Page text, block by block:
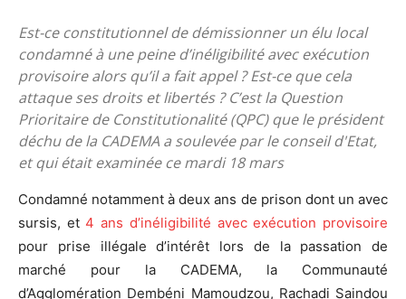
Est-ce constitutionnel de démissionner un élu local
condamné à une peine d’inéligibilité avec exécution
provisoire alors qu’il a fait appel ? Est-ce que cela
attaque ses droits et libertés ? C’est la Question
Prioritaire de Constitutionalité (QPC) que le président
déchu de la CADEMA a soulevée par le conseil d'Etat,
et qui était examinée ce mardi 18 mars
Condamné notamment à deux ans de prison dont un avec
sursis, et 4 ans d’inéligibilité avec exécution provisoire
pour prise illégale d’intérêt lors de la passation de
marché pour la CADEMA, la Communauté
d’Agglomération Dembéni Mamoudzou, Rachadi Saindou